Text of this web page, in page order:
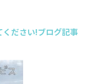
ださい!ブログ記事